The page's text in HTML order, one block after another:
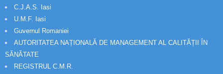
C.J.A.S. Iasi
U.M.F. Iasi
Guvernul Romaniei
AUTORITATEA NAȚIONALĂ DE MANAGEMENT AL CALITĂȚII ÎN
SĂNĂTATE
REGISTRUL C.M.R.